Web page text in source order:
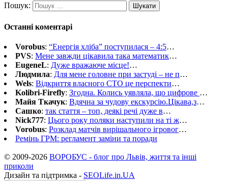
Пошук:
Останні коментарі
Vorobus: “Енергія хліба” поступилася – 4:5…
PVS: Мене завжди цікавила така математик…
EugeneL: Дуже вражаюче місце!…
Людмила: Для мене головне при застуді – не п…
Wels: Відкриття власного СТО це перспекти…
Kolibri-Firefly: Згодна. Колись уявляла, що цифрове …
Майя Ткачук: Вдячна за чудову екскурсію.Цікава,з…
Сашко: так стаття – топ, деякі речі дуже в…
Nick777: Цього року поляки наступили на ті ж…
Vorobus: Розклад матчів вирішального ігровог…
Ремінь ГРМ: регламент заміни та поради
© 2009-2026 ВОРОБУС - блог про Львів, життя та інші
приколи
Дизайн та підтримка - SEOLife.in.UA